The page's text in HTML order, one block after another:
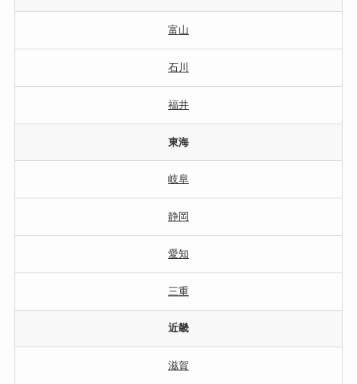
富山
石川
福井
東海
岐阜
静岡
愛知
三重
近畿
滋賀